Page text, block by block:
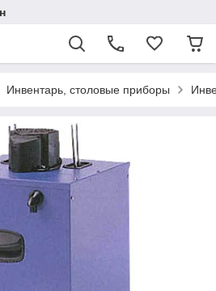
Инвентарь, столовые приборы